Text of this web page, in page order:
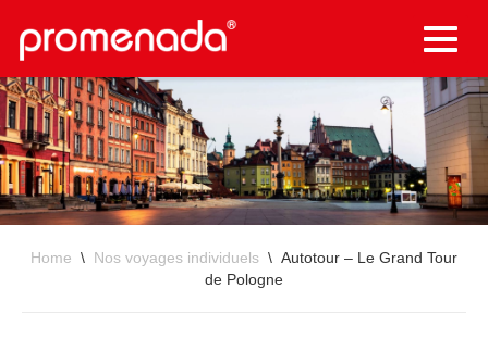
Toggle
Home \ Nos voyages individuels \ Autotour – Le Grand Tour
de Pologne